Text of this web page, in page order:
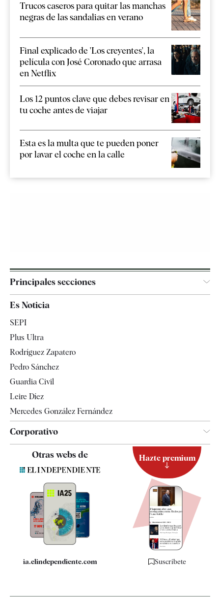
Trucos caseros para quitar las manchas
negras de las sandalias en verano
Final explicado de 'Los creyentes', la
película con José Coronado que arrasa
en Netflix
Los 12 puntos clave que debes revisar en
tu coche antes de viajar
Esta es la multa que te pueden poner
por lavar el coche en la calle
Principales secciones
Televisión
Es Noticia
SEPI
Plus Ultra
Rodríguez Zapatero
Pedro Sánchez
Guardia Civil
Leire Díez
Mercedes González Fernández
Corporativo
Quiénes somos
Especificaciones
Otras webs de
ia.elindependiente.com
Hazte premium
Suscríbete